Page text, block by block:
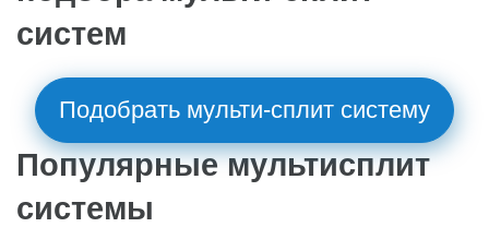
систем
Подобрать мульти-сплит систему
Популярные мультисплит
системы